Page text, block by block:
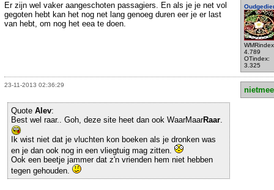
4.789
OTindex:
3.325
Er zijn wel vaker aangeschoten passagiers. En als je je net vol
gegoten hebt kan het nog net lang genoeg duren eer je er last
van hebt, om nog het eea te doen.
23-11-2013 02:36:29
Quote Alev:
Best wel raar.. Goh, deze site heet dan ook WaarMaarRaar
Ik wist niet dat je vluchten kon boeken als je dronken was
en je dan ook nog in een vliegtuig mag zitten.
Ook een beetje jammer dat z'n vrienden hem niet hebben
tegen gehouden.